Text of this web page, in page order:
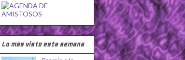
Lo más visto esta semana